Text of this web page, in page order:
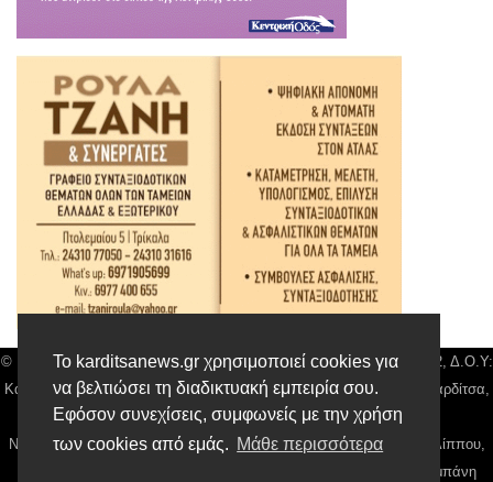
Το karditsanews.gr χρησιμοποιεί cookies για
να βελτιώσει τη διαδικτυακή εμπειρία σου.
Εφόσον συνεχίσεις, συμφωνείς με την χρήση
των cookies από εμάς. Μάθε περισσότερα
© Karditsa News | Διακριτικός Τίτλος: Orion Media, ΑΦΜ: 043750542, Δ.Ο.Υ:
Καρδίτσας, Αρ. Γεμή: 018804431000, Δ/νση: Διάκου 10 τ.κ 43132 Καρδίτσα,
Τηλ: 24410 42500, email:news@karditsanews.gr.
Νόμιμος Εκπρόσωπος, Ιδιοκτήτης και Διαχειριστής: Παναγιώτης Φιλίππου,
Διευθύντρια: Γιαννουσά Βασιλική, Διευθύντιρα Σύνταξης: Μπαλαμπάνη